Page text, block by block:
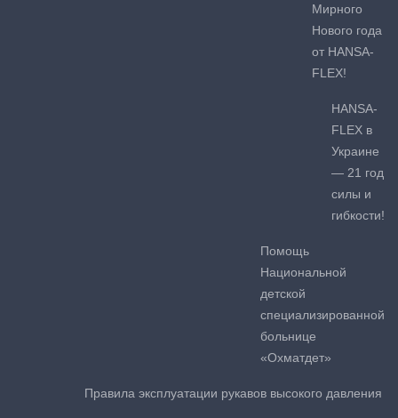
Мирного
Нового года
от HANSA-
FLEX!
HANSA-
FLEX в
Украине
— 21 год
силы и
гибкости!
Помощь
Национальной
детской
специализированной
больнице
«Охматдет»
Правила эксплуатации рукавов высокого давления